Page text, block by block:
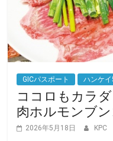
GICパスポート ハンケ
ココロもカラ
肉ホルモンブ
2026年5月18日 KPC